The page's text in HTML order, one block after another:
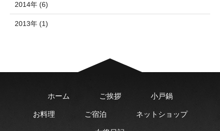
2014年 (6)
2013年 (1)
ホーム ご挨拶 小戸鍋
お料理 ご宿泊 ネットショップ